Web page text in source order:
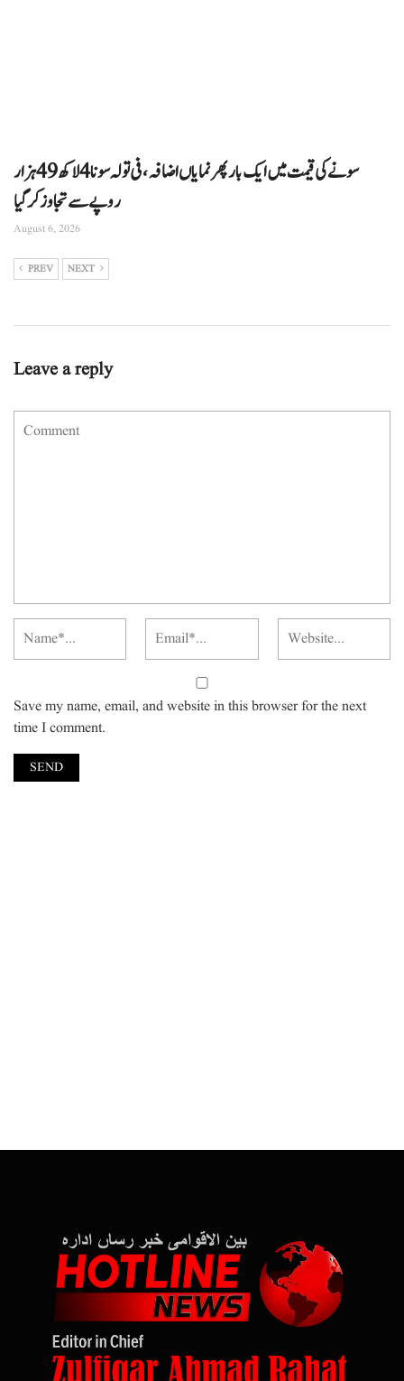
سونے کی قیمت میں ایک بار پھر نمایاں اضافہ، فی تولہ سونا 4 لاکھ 49 ہزار
روپے سے تجاوز کرگیا
August 6, 2026
PREV NEXT
Leave a reply
Save my name, email, and website in this browser for the next
time I comment.